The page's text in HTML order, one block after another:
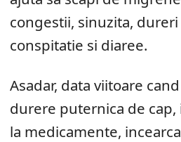
congestii, sinuzita,
conspitatie si diaree.
Asadar, data viitoare
durere puternica de
la medicamente,